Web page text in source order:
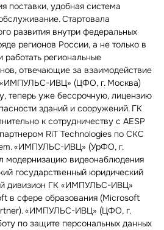
поставки, удобная система
Стартовала
развития внутри федеральных
регионов России, а не только в
работать региональные
отвечающие за взаимодействие
«ИМПУЛЬС-ИВЦ» (ЦФО, г. Москва)
теперь уже бессрочную, лицензию
зданий и сооружений. ГК
к сотрудничеству с AESP
RiT Technologies по СКС
«ИМПУЛЬС-ИВЦ» (УрФО, г.
модернизацию видеонаблюдения
государственный юридический
дивизион ГК «ИМПУЛЬС-ИВЦ»
в сфере образования (Microsoft
«ИМПУЛЬС-ИВЦ» (ЦФО, г.
по защите персональных данных